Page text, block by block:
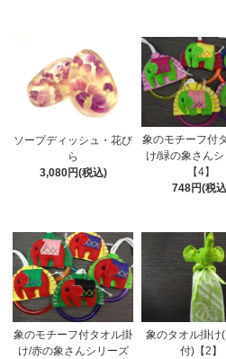
ソープディッシュ・花び
ら
3,080円(税込)
象のモチーフ付
け/緑の象さん
【4】
748円(税
象のモチーフ付タオル掛
け/赤の象さんシリーズ
象のタオル掛け
付)【2】